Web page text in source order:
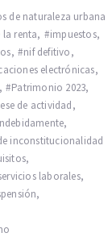
de naturaleza urbana
la renta, impuestos,
, nif defitivo,
electrónicas,
, Patrimonio 2023,
de actividad,
,
inconstitucionalidad
,
laborales,
,